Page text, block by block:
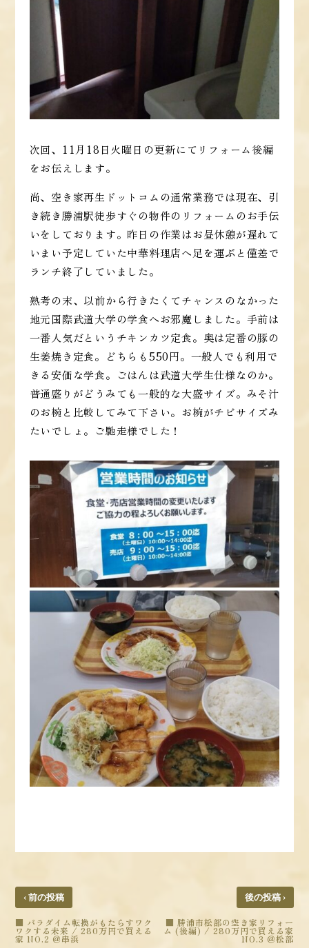
次回、11月18日火曜日の更新にてリフォーム後編
をお伝えします。
尚、空き家再生ドットコムの通常業務では現在、引
き続き勝浦駅徒歩すぐの物件のリフォームのお手伝
いをしております。昨日の作業はお昼休憩が遅れて
いまい予定していた中華料理店へ足を運ぶと僅差で
ランチ終了していました。
熟考の末、以前から行きたくてチャンスのなかった
地元国際武道大学の学食へお邪魔しました。手前は
一番人気だというチキンカツ定食。奥は定番の豚の
生姜焼き定食。どちらも550円。一般人でも利用で
きる安価な学食。ごはんは武道大学生仕様なのか。
普通盛りがどうみても一般的な大盛サイズ。みそ汁
のお椀と比較してみて下さい。お椀がチビサイズみ
たいでしょ。ご馳走様でした！
‹ 前の投稿
■ パラダイム転換がもたらすワク
ワクする未来 / 280万円で買える
家 NO.2 ＠串浜
後の投稿 ›
■ 勝浦市松部の空き家リフォー
ム (後編) / 280万円で買える家
NO.3 ＠松部